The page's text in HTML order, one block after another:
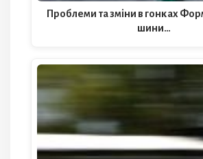
Проблеми та зміни в гонках
шини…